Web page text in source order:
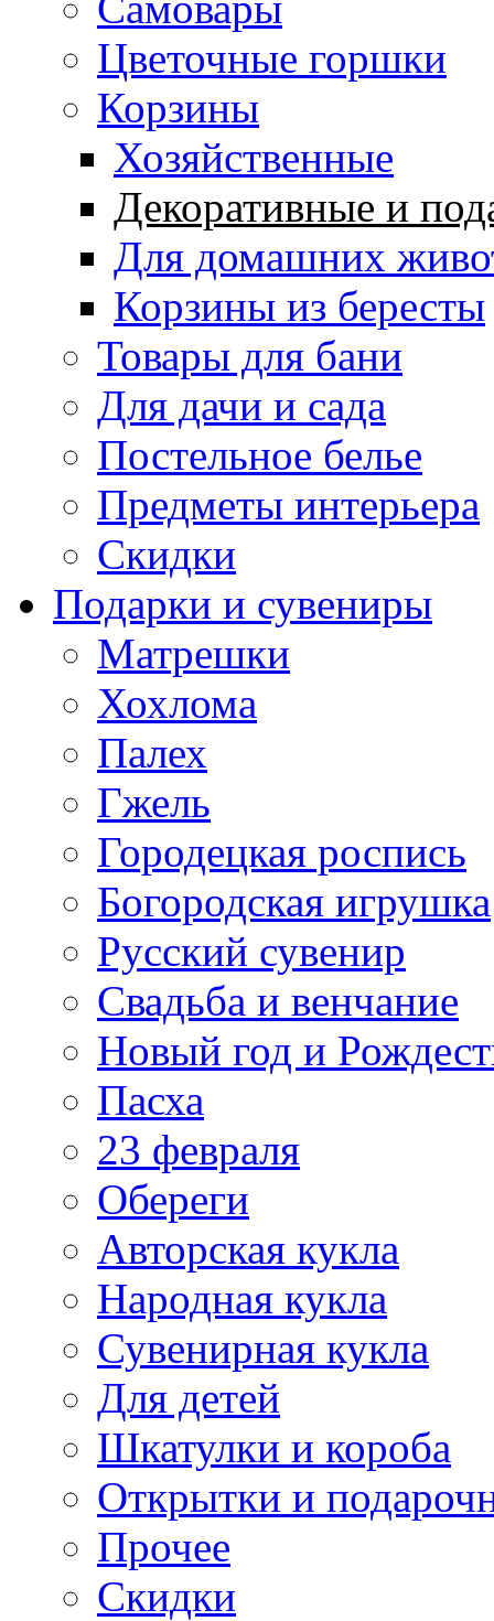
Цветочные горшки
Корзины
Хозяйственные
Декоративные и
Для домашних
Корзины из бересты
Товары для бани
Для дачи и сада
Постельное белье
Предметы интерьера
Скидки
Подарки и сувениры
Матрешки
Хохлома
Палех
Гжель
Городецкая роспись
Богородская игрушка
Русский сувенир
Свадьба и венчание
Новый год и
Пасха
23 февраля
Обереги
Авторская кукла
Народная кукла
Сувенирная кукла
Для детей
Шкатулки и короба
Открытки и
Прочее
Скидки